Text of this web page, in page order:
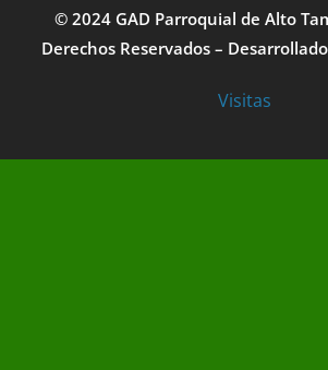
© 2024 GAD Parroquial de Alto
Derechos Reservados –
Visitas